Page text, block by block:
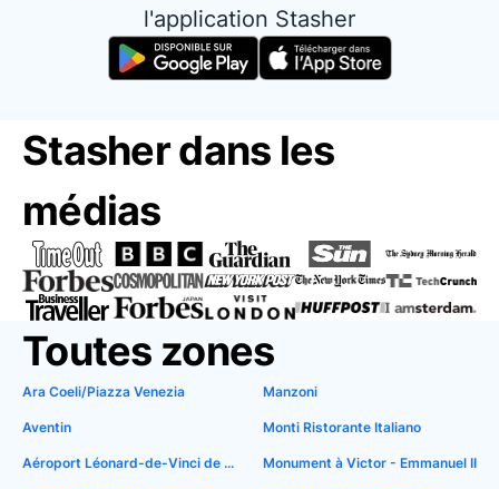
l'application Stasher
Stasher dans les
médias
Toutes zones
Ara Coeli/Piazza Venezia
Aventin
Aéroport Léonard-de-Vinci de Rome Fiumicino
Manzoni
Monti Ristorante Italiano
Monument à Victor - Emmanuel II